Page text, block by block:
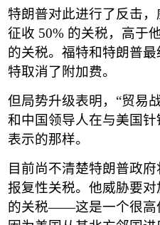
特朗普对此进行了反击
征收 50% 的关税，高于
的关税。福特和特朗普
特取消了附加费。
但局势升级表明， “贸易
和中国领导人在与美国
表示的那样。
目前尚不清楚特朗普政
报复性关税。他威胁要
的关税——这是一个很高